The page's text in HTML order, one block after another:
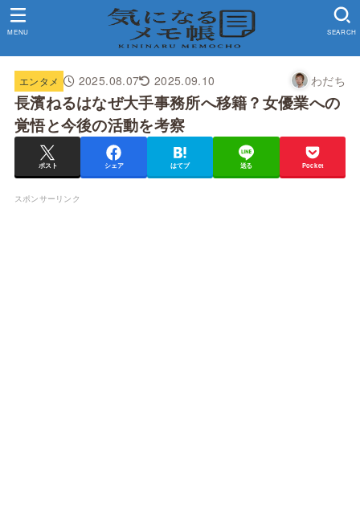
SEARCH
MENU
エンタメ 2025.08.07 2025.09.10 わだち
長濱ねるはなぜ大手事務所へ移籍？女優業への
覚悟と今後の活動を考察
ポスト シェア はてブ 送る Pocket
スポンサーリンク